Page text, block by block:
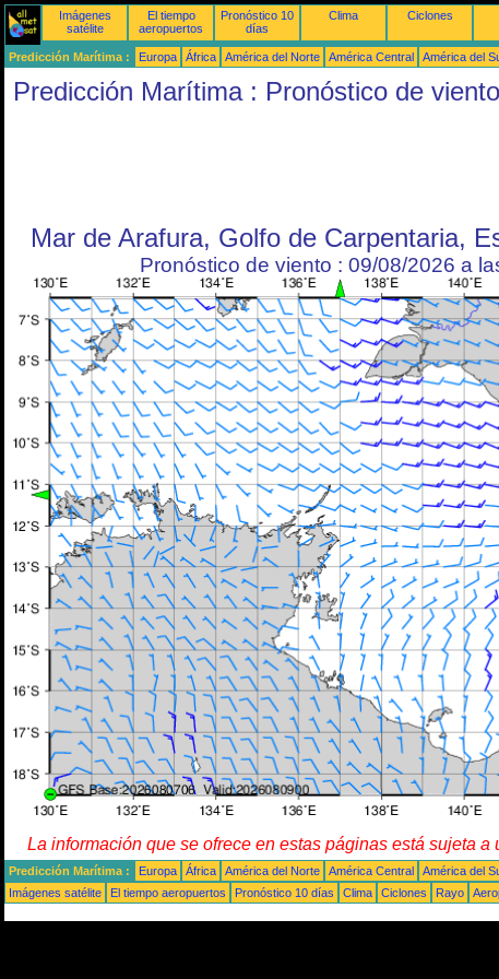
Imágenes
satélite
El tiempo
aeropuertos
Pronóstico 10
días
Clima Ciclones
Predicción Marítima : Europa África América del Norte América Central América del
Predicción Marítima : Pronóstico de viento
Mar de Arafura, Golfo de Carpentaria,
Pronóstico de viento : 09/08/2026 a
La información que se ofrece en estas páginas está sujeta a
Predicción Marítima : Europa África América del Norte América Central América del
Imágenes satélite
El tiempo aeropuertos Pronóstico 10 días Clima Ciclones Rayo